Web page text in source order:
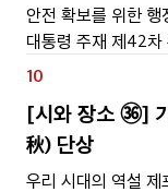
안전 확보를 위한 행
대통령 주재 제42차
적 기후 재난 상황으
10
[시와 장소 ㊱]
秋) 단상
우리 시대의 역설